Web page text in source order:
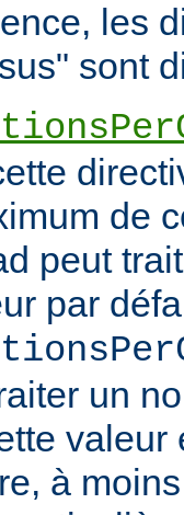
les
sont
de
peut
par
un
valeur
à